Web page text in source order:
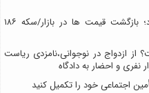
قیمت دلار، طلا و سکه امروز ۱۸ مرداد؛ بازگشت قیمت ها در بازار/سکه ۱۸۶
ازدواج در نوجوانی،نامزدی ریاست
اجتماعی خود را تکمیل کنید